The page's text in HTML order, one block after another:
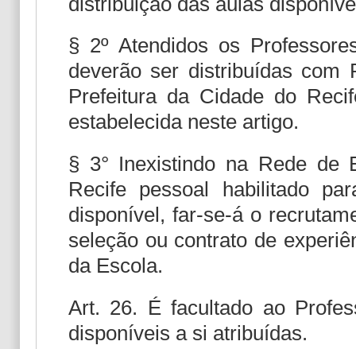
§ 2º Atendidos os
deverão ser distribuídas com
Prefeitura da Cidade do
estabelecida neste artigo.
§ 3° Inexistindo na Rede de
Recife pessoal habilitado
disponível, far-se-á o
seleção ou contrato de
da Escola.
Art. 26. É facultado ao
disponíveis a si atribuídas.